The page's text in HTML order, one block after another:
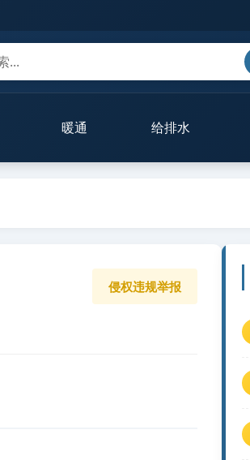
暖通 给排水
侵权违规举报